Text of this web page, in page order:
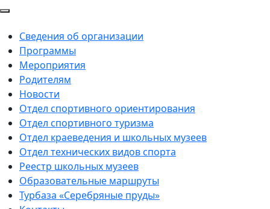
Сведения об организации
Программы
Мероприятия
Родителям
Новости
Отдел спортивного ориентирования
Отдел спортивного туризма
Отдел краеведения и школьных музеев
Отдел технических видов спорта
Реестр школьных музеев
Образовательные маршруты
Турбаза «Серебряные пруды»